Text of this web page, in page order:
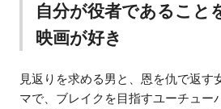
自分が役者であること
映画が好き
見返りを求める男と、恩を仇で返す
マで、ブレイクを目指すユーチュー